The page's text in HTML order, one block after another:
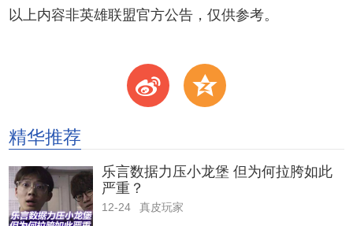
以上内容非英雄联盟官方公告，仅供参考。
t z
精华推荐
乐言数据力压小龙堡 但为何拉胯如此
严重？
12-24 真皮玩家